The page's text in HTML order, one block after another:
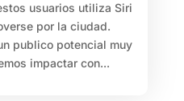
usuarios utiliza Siri
por la ciudad.
publico potencial muy
impactar con...